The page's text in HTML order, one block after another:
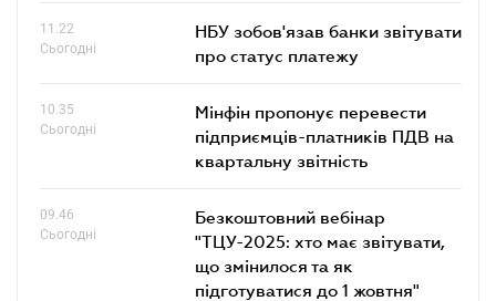
11.22
Сьогодні
НБУ зобов'язав банки звітувати
про статус платежу
10.35
Сьогодні
Мінфін пропонує перевести
підприємців-платників ПДВ на
квартальну звітність
09.46
Сьогодні
Безкоштовний вебінар
"ТЦУ-2025: хто має звітувати,
що змінилося та як
підготуватися до 1 жовтня"